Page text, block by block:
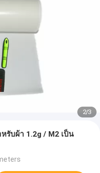
2/3
รับผ้า 1.2g / M2 เป็น